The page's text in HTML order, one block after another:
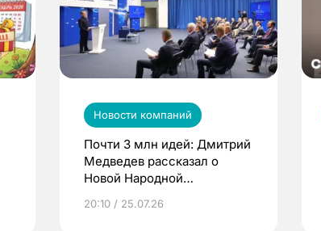
Новости компаний
Почти 3 млн идей: Дмитрий
Медведев рассказал о
Новой Народной
20:10 / 25.07.26